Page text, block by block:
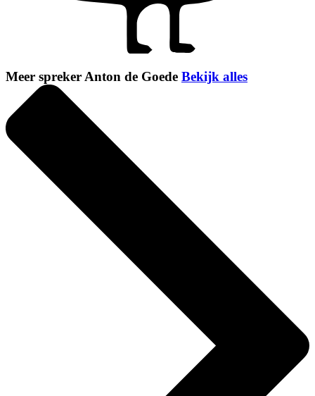
Meer spreker Anton de Goede Bekijk alles